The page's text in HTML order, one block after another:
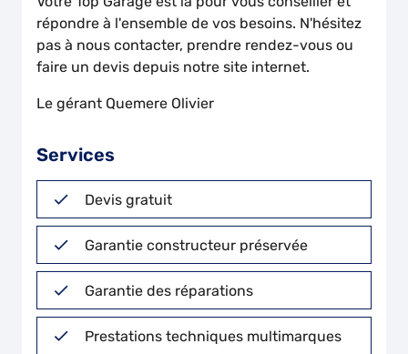
répondre à l'ensemble de vos besoins. N'hésitez
pas à nous contacter, prendre rendez-vous ou
faire un devis depuis notre site internet.
Le gérant Quemere Olivier
Services
Devis gratuit
Garantie constructeur préservée
Garantie des réparations
Prestations techniques multimarques